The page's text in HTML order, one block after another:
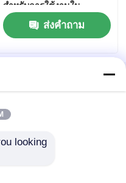
สำหรับการใช้งานใน
อุตสาหกรรม
ส่งคำถาม
ความเป็นส่วนตัว
วง โรงงานในประเทศ
looking